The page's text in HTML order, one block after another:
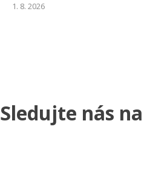
1. 8. 2026
Sledujte nás